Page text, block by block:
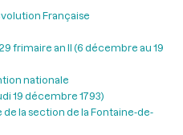
Française
frimaire an II (6 décembre au 19
nationale
19 décembre 1793)
la section de la Fontaine-de-